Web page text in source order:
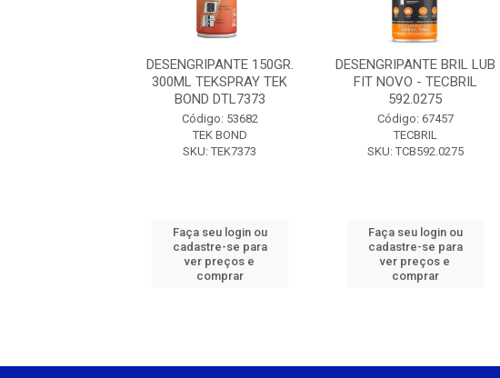
DESENGRIPANTE 150GR.
300ML TEKSPRAY TEK
BOND DTL7373
Código: 53682
TEK BOND
SKU: TEK7373
Faça seu login ou
cadastre-se para
ver preços e
comprar
DESENGRIPANTE BRIL LUB
FIT NOVO - TECBRIL
592.0275
Código: 67457
TECBRIL
SKU: TCB592.0275
Faça seu login ou
cadastre-se para
ver preços e
comprar